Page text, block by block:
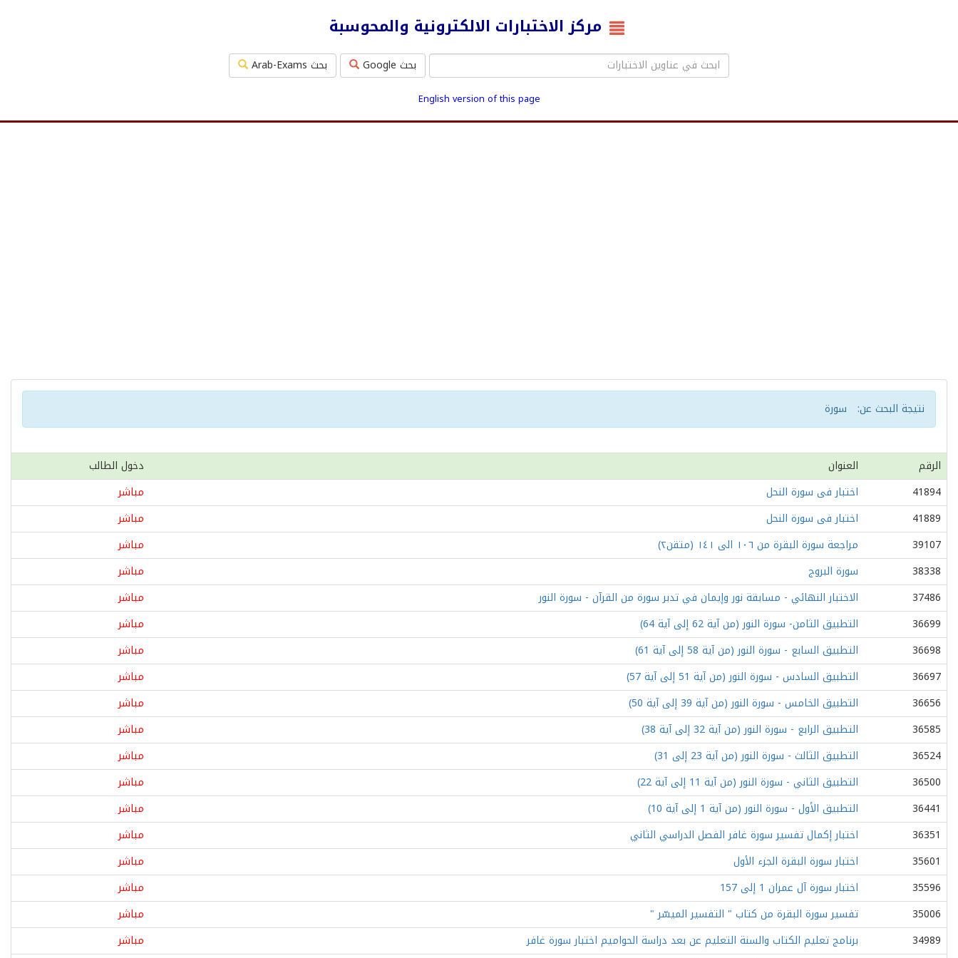
مركز الاختبارات الالكترونية والمحوسبة
بحث Google بحث Arab-Exams
English version of this page
نتيجة البحث عن: سورة
الرقم العنوان
دخول الطالب
41894
اختبار فى سورة النحل
مباشر
41889
اختبار فى سورة النحل
مباشر
39107
مراجعة سورة البقرة من ١٠٦ الى ١٤١ (متقن٢)
مباشر
38338
سورة البروج
مباشر
37486
الاختبار النهائي - مسابقة نور وإيمان في تدبر سورة من القرآن - سورة النور
مباشر
36699
التطبيق الثامن- سورة النور (من آية 62 إلى آية 64)
مباشر
36698
التطبيق السابع - سورة النور (من آية 58 إلى آية 61)
مباشر
36697
التطبيق السادس - سورة النور (من آية 51 إلى آية 57)
مباشر
36656
التطبيق الخامس - سورة النور (من آية 39 إلى آية 50)
مباشر
36585
التطبيق الرابع - سورة النور (من آية 32 إلى آية 38)
مباشر
36524
التطبيق الثالث - سورة النور (من آية 23 إلى 31)
مباشر
36500
التطبيق الثاني - سورة النور (من آية 11 إلى آية 22)
مباشر
36441
التطبيق الأول - سورة النور (من آية 1 إلى آية 10)
مباشر
36351
اختبار إكمال تفسير سورة غافر الفصل الدراسي الثاني
مباشر
35601
اختبار سورة البقرة الجزء اﻷول
مباشر
35596
اختبار سورة آل عمران 1 إلى 157
مباشر
35006
تفسير سورة البقرة من كتاب " التفسير الميسّر "
مباشر
34989
برنامج تعليم الكتاب والسنة التعليم عن بعد دراسة الحواميم اختبار سورة غافر
مباشر